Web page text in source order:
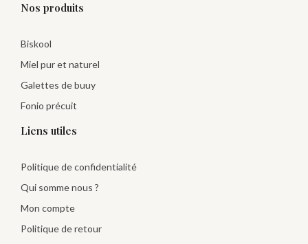
Nos produits
Biskool
Miel pur et naturel
Galettes de buuy
Fonio précuit
Liens utiles
Politique de confidentialité
Qui somme nous ?
Mon compte
Politique de retour